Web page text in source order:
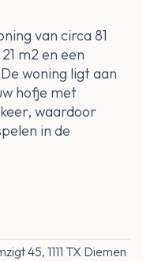
van circa 81
m2 en een
woning ligt aan
hofje met
waardoor
in de
45, 1111 TX Diemen